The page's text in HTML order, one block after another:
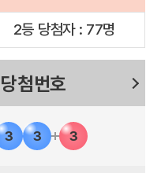
2등 당첨자 : 77명
첨번호
3 3 3